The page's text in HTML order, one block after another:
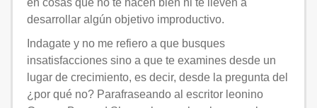
en cosas que no te hacen bien ni te lleven a
desarrollar algún objetivo improductivo.
Indagate y no me refiero a que busques
insatisfacciones sino a que te examines desde un
lugar de crecimiento, es decir, desde la pregunta del
¿por qué no? Parafraseando al escritor leonino